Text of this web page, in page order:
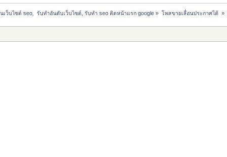
เว็บไซต์ seo,  รับทำอันดับเว็บไซต์, รับทำ seo ติดหน้าแรก google » โพสขายเลื่อนประกาศได้ »